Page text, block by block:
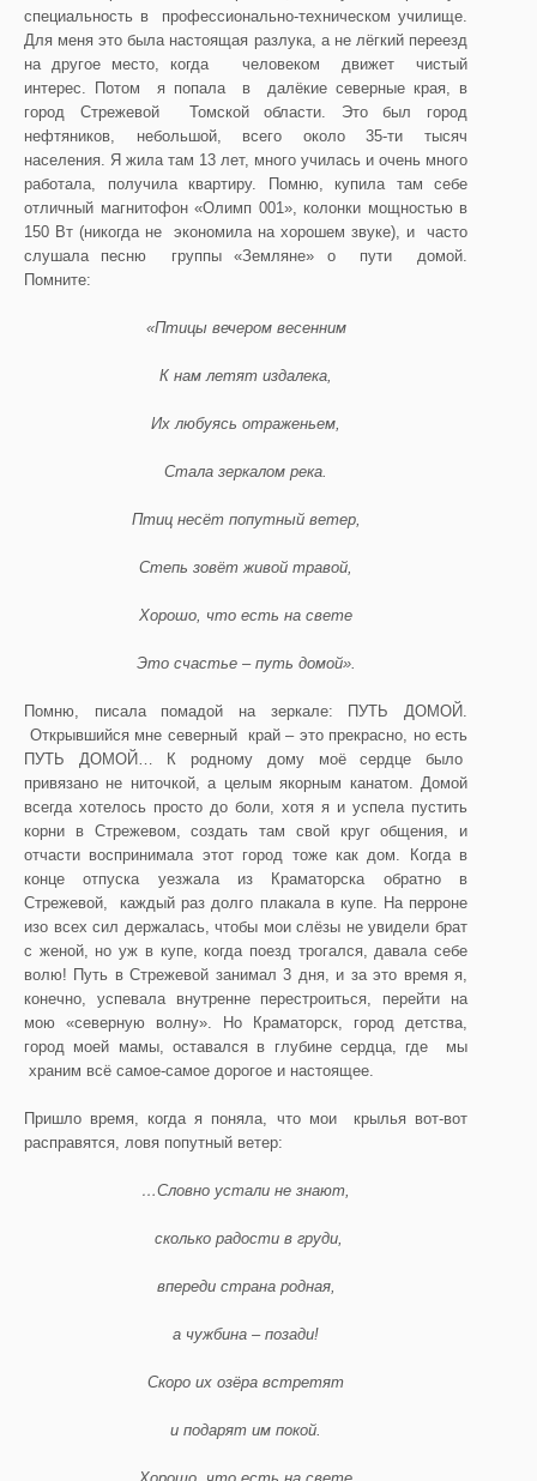
специальность в профессионально-техническом училище.
Для меня это была настоящая разлука, а не лёгкий переезд
на другое место, когда человеком движет чистый
интерес. Потом я попала в далёкие северные края, в
город Стрежевой Томской области. Это был город
нефтяников, небольшой, всего около 35-ти тысяч
населения. Я жила там 13 лет, много училась и очень много
работала, получила квартиру. Помню, купила там себе
отличный магнитофон «Олимп 001», колонки мощностью в
150 Вт (никогда не экономила на хорошем звуке), и часто
слушала песню группы «Земляне» о пути домой.
Помните:
«Птицы вечером весенним
К нам летят издалека,
Их любуясь отраженьем,
Стала зеркалом река.
Птиц несёт попутный ветер,
Степь зовёт живой травой,
Хорошо, что есть на свете
Это счастье – путь домой».
Помню, писала помадой на зеркале: ПУТЬ ДОМОЙ.
Открывшийся мне северный край – это прекрасно, но есть
ПУТЬ ДОМОЙ… К родному дому моё сердце было
привязано не ниточкой, а целым якорным канатом. Домой
всегда хотелось просто до боли, хотя я и успела пустить
корни в Стрежевом, создать там свой круг общения, и
отчасти воспринимала этот город тоже как дом. Когда в
конце отпуска уезжала из Краматорска обратно в
Стрежевой, каждый раз долго плакала в купе. На перроне
изо всех сил держалась, чтобы мои слёзы не увидели брат
с женой, но уж в купе, когда поезд трогался, давала себе
волю! Путь в Стрежевой занимал 3 дня, и за это время я,
конечно, успевала внутренне перестроиться, перейти на
мою «северную волну». Но Краматорск, город детства,
город моей мамы, оставался в глубине сердца, где мы
храним всё самое-самое дорогое и настоящее.
Пришло время, когда я поняла, что мои крылья вот-вот
расправятся, ловя попутный ветер:
…Словно устали не знают,
сколько радости в груди,
впереди страна родная,
а чужбина – позади!
Скоро их озёра встретят
и подарят им покой.